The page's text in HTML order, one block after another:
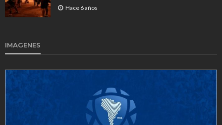
Hace 6 años
IMAGENES